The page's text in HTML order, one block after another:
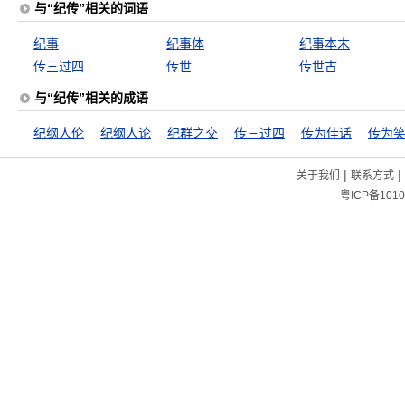
与“纪传”相关的词语
纪事 纪事体
纪事本末
传三过四
传世 传世古
与“纪传”相关的成语
纪纲人伦 纪纲人论 纪群之交 传三过四 传为佳话 传为
关于我们 | 联系方式|
粤ICP备